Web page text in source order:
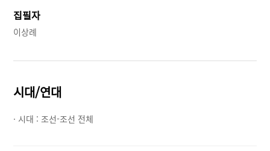
집필자
이상례
시대/연대
· 시대 :조선-조선 전체